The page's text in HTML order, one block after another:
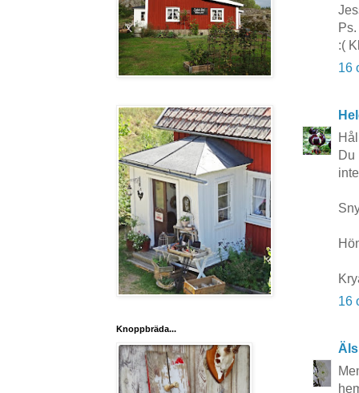
:(
16
Du
16
Knoppbräda...